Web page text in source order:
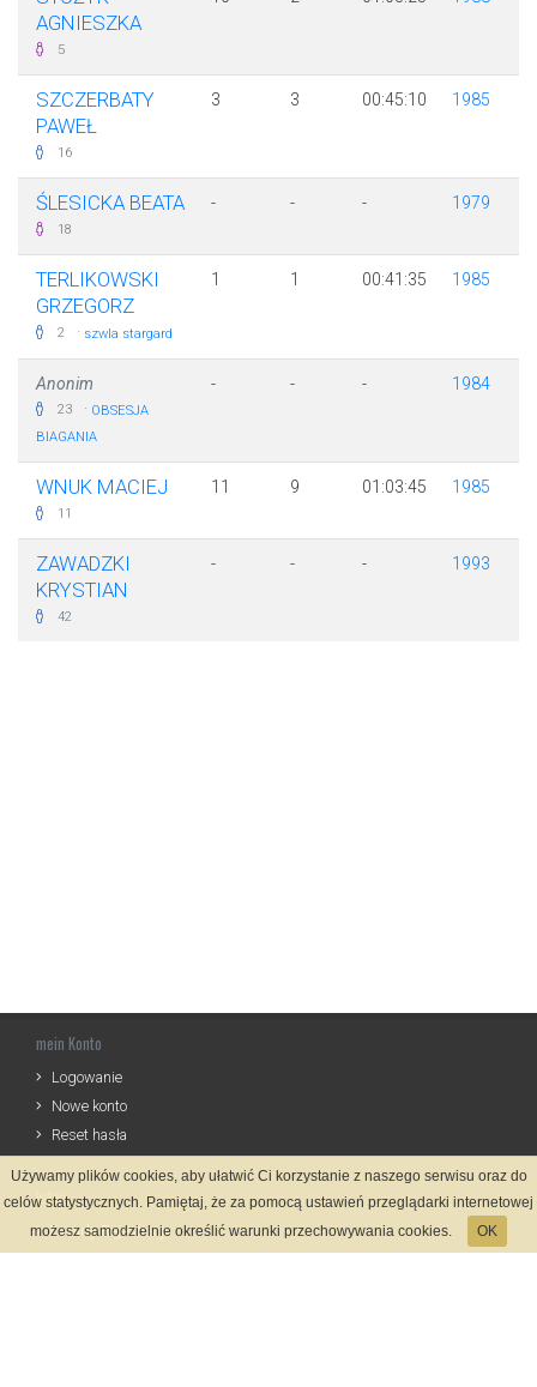
AGNIESZKA
5
SZCZERBATY
PAWEŁ
16
3 3 00:45:10 1985
ŚLESICKA BEATA
18
- - - 1979
TERLIKOWSKI
GRZEGORZ
2 · szwla stargard
1 1 00:41:35 1985
Anonim
23 · OBSESJA
BIAGANIA
- - - 1984
WNUK MACIEJ
11
11 9 01:03:45 1985
ZAWADZKI
KRYSTIAN
42
- - - 1993
mein Konto
Logowanie
Nowe konto
Reset hasła
Infos
Zasady Rejestracji
Używamy plików cookies, aby ułatwić Ci korzystanie z naszego serwisu oraz do
celów statystycznych. Pamiętaj, że za pomocą ustawień przeglądarki internetowej
możesz samodzielnie określić warunki przechowywania cookies.
OK